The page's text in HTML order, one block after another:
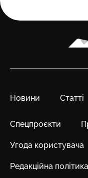
Новини Статті
Спецпроєкти
Угода користувача
Редакційна політика